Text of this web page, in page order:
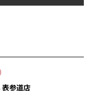
表参道店